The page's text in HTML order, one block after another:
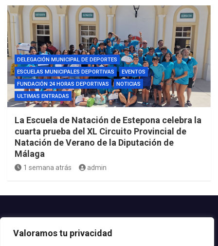
Valoramos tu privacidad
DELEGACIÓN MUNICIPAL DE DEPORTES
ESCUELAS MUNICIPALES DEPORTIVAS
EVENTOS
FUNDACIÓN 24 HORAS DEPORTIVAS
NOTICIAS
ULTIMAS ENTRADAS
La Escuela de Natación de Estepona celebra la
cuarta prueba del XL Circuito Provincial de
Natación de Verano de la Diputación de
Málaga
1 semana atrás admin
Teléfono: 952.80.24.44